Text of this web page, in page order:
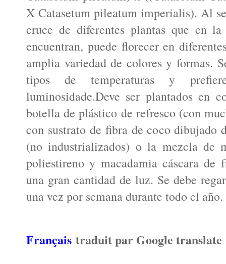
X Catasetum pileatum imperialis). Al
cruce de diferentes plantas que en
encuentran, puede florecer en
amplia variedad de colores y formas.
tipos de temperaturas y
luminosidade.Deve ser plantados en
botella de plástico de refresco (con
con sustrato de fibra de coco dibujado
(no industrializados) o la mezcla de
poliestireno y macadamia cáscara de
una gran cantidad de luz. Se debe
una vez por semana durante todo el
Français traduit par Google translate